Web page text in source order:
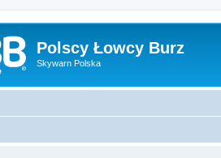
Polscy Łowcy Burz
Skywarn Polska